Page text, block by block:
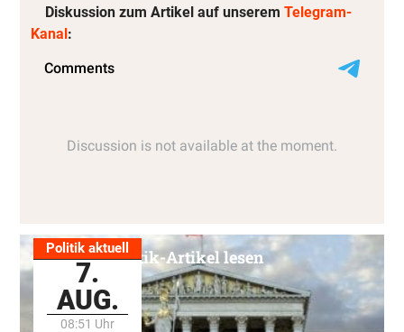
Diskussion zum Artikel auf unserem Telegram-
Kanal:
Politik aktuell
7.
AUG.
08:51 Uhr
Alle Politik-Artikel lesen